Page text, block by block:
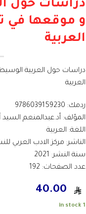
دراسات حول
و موقعها في
العربية
دراسات حول العربية
العربية
ردمك: 9786039159230
المؤلف: أد.عبدالمنعم
اللغة: العربية
الناشر: مركز الادب العربي
سنة النشر: 2021
عدد الصفحات: 192
1 in stock